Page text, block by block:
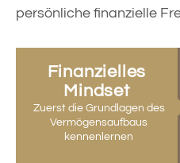
persönliche finanzielle
Finanzielles
Mindset
Zuerst die Grundlagen des
Vermögensaufbaus
kennenlernen